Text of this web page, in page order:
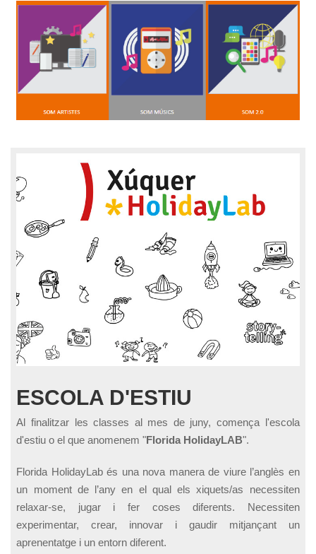
ESCOLA D'ESTIU
Al finalitzar les classes al mes de juny, comença l'escola
d'estiu o el que anomenem "Florida HolidayLAB".
Florida HolidayLab és una nova manera de viure l’anglès en
un moment de l’any en el qual els xiquets/as necessiten
relaxar-se, jugar i fer coses diferents. Necessiten
experimentar, crear, innovar i gaudir mitjançant un
aprenentatge i un entorn diferent.